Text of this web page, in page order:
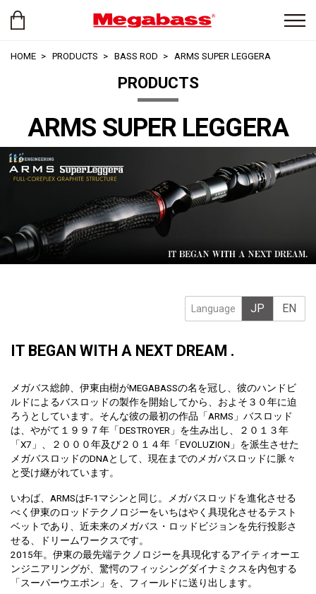
HOME PRODUCTS BASS ROD ARMS SUPER LEGGERA
PRODUCTS
ARMS SUPER LEGGERA
Language JP EN
IT BEGAN WITH A NEXT DREAM .
メガバス総帥、伊東由樹がMEGABASSの名を冠し、彼のハンドビ
ルドによるバスロッドの製作を開始してから、およそ３０年に迫
ろうとしています。そんな彼の最初の作品「ARMS」バスロッド
は、やがて１９９７年「DESTROYER」を生み出し、２０１３年
「X7」、２０００年及び２０１４年「EVOLUZION」を派生させた
メガバスロッドのDNAとして、現在までのメガバスロッドに脈々
と受け継がれています。
いわば、ARMSはF-1マシンと同じ。メガバスロッドを進化させる
べく伊東のロッドテクノロジーをいちはやく具現化させるテスト
ベットであり、近未来のメガバス・ロッドビジョンを先行投影さ
せる、ドリームワークスです。
2015年。伊東の最先端テクノロジーを具現化するアイティオーエ
ンジニアリングが、驚愕のフィッシングダイナミクスを内包する
「スーパーウエポン」を、フィールドに送り出します。